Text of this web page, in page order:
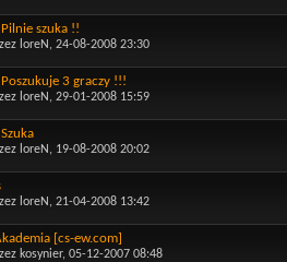
szuka !!
loreN , 24-08-2008 23:30
3 graczy !!!
loreN , 29-01-2008 15:59
loreN , 19-08-2008 20:02
loreN , 21-04-2008 13:42
[cs-ew.com]
kosynier, 05-12-2007 08:48